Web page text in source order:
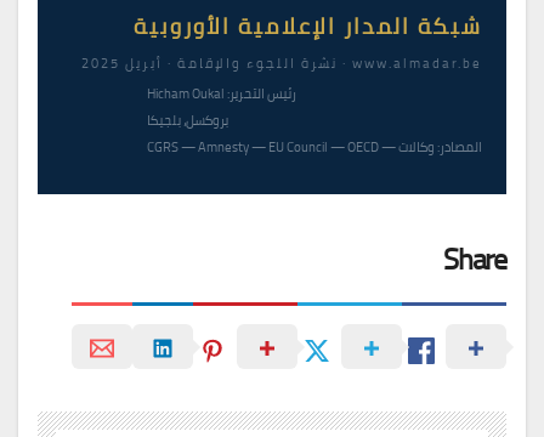
شبكة المدار الإعلامية الأوروبية
www.almadar.be · نشرة اللجوء والإقامة · أبريل 2025
رئيس التحرير: Hicham Oukal
بروكسل، بلجيكا
المصادر: وكالات — CGRS — Amnesty — EU Council — OECD
Share